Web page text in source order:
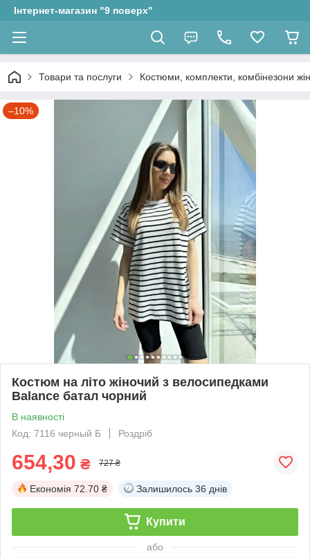
Інтернет-магазин "9 поверх"
Товари та послуги Костюми, комплекти, комбінезони
–10%
Костюм на літо жіночий з велосипедками
Balance батал чорний
В наявності
Код: 7116 черный Б
Роздріб
654,30 ₴ 727 ₴
Економія 72.70 ₴ Залишилось 36 днів
Купити
або